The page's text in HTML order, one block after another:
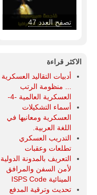
تصفح العدد 46
الاكثر قراءة
أدبيات التقاليد العسكرية
... منظومة الرتب
العسكرية العالمية -4-
أسماء التشكيلات
العسكرية ومعانيها في
اللغة العربية.
التدريب العسكري
تطلعات وعقبات
التعريف بالمدونة الدولية
لأمن السفن والمرافق
المينائية ISPS Code
تحديث وترقية المدفع